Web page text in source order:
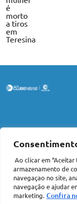
Ao clicar em
armazenamento de
navegaçao no site,
navegação e ajudar
marketing. Confira
é
morto
a tiros
em
Teresina
©2026 Portal Clube